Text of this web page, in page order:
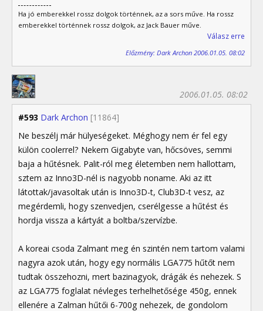
Ha jó emberekkel rossz dolgok történnek, az a sors műve. Ha rossz
emberekkel történnek rossz dolgok, az Jack Bauer műve.
Válasz erre
Előzmény: Dark Archon 2006.01.05. 08:02
#593 Dark Archon [11864]
2006.01.05. 08:02
Ne beszélj már hülyeségeket. Méghogy nem ér fel egy
külön coolerrel? Nekem Gigabyte van, hőcsöves, semmi
baja a hűtésnek. Palit-ról meg életemben nem hallottam,
sztem az Inno3D-nél is nagyobb noname. Aki az itt
látottak/javasoltak után is Inno3D-t, Club3D-t vesz, az
megérdemli, hogy szenvedjen, cserélgesse a hűtést és
hordja vissza a kártyát a boltba/szervízbe.
A koreai csoda Zalmant meg én szintén nem tartom valami
nagyra azok után, hogy egy normális LGA775 hűtőt nem
tudtak összehozni, mert bazinagyok, drágák és nehezek. S
az LGA775 foglalat névleges terhelhetősége 450g, ennek
ellenére a Zalman hűtői 6-700g nehezek, de gondolom